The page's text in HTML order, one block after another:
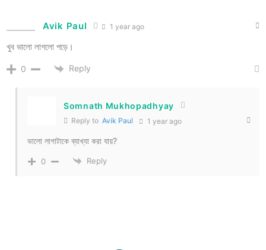
Avik Paul 1 year ago
খুব ভালো লাগলো পড়ে।
0 Reply
Somnath Mukhopadhyay
Reply to Avik Paul 1 year ago
ভালো লাগাটাকে ব্যাখ্যা করা যায়?
0 Reply